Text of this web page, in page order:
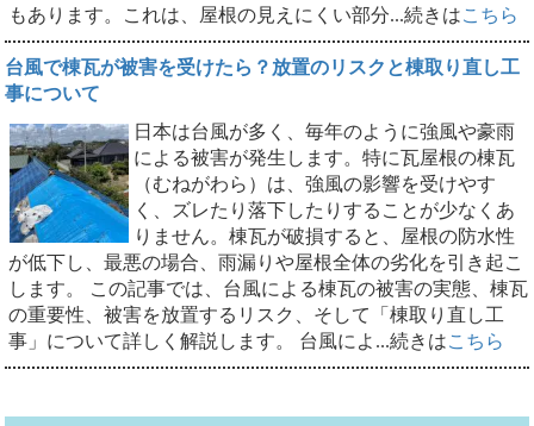
もあります。これは、屋根の見えにくい部分...続きはこちら
台風で棟瓦が被害を受けたら？放置のリスクと棟取り直し工
事について
日本は台風が多く、毎年のように強風や豪雨
による被害が発生します。特に瓦屋根の棟瓦
（むねがわら）は、強風の影響を受けやす
く、ズレたり落下したりすることが少なくあ
りません。棟瓦が破損すると、屋根の防水性
が低下し、最悪の場合、雨漏りや屋根全体の劣化を引き起こ
します。 この記事では、台風による棟瓦の被害の実態、棟瓦
の重要性、被害を放置するリスク、そして「棟取り直し工
事」について詳しく解説します。 台風によ...続きはこちら